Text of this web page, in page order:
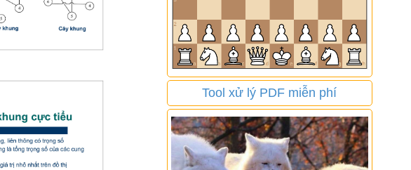
Tool xử lý PDF miễn phí